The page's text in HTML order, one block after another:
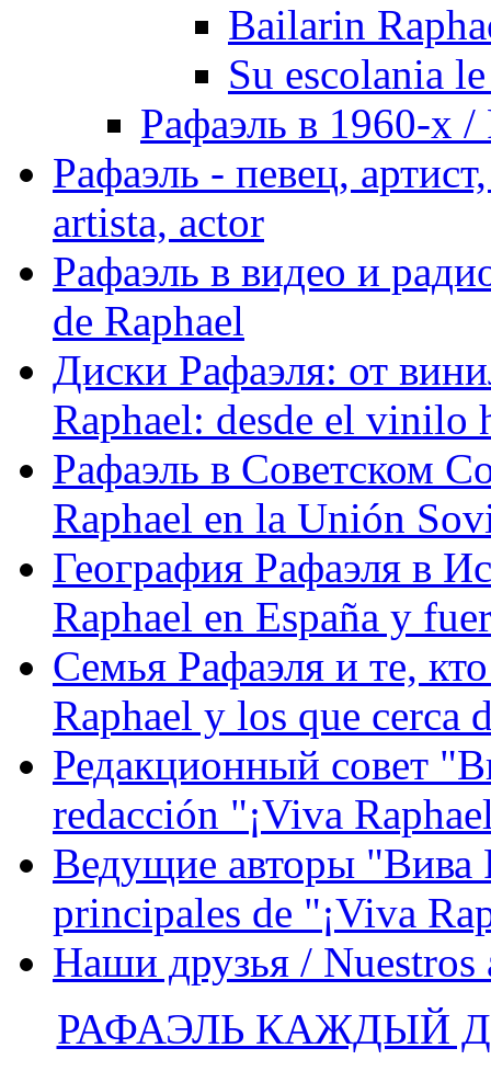
Bailarin
Su escolania
Рафаэль в 1960-х /
Рафаэль - певец,
artista, actor
Рафаэль в видео и
de Raphael
Диски Рафаэля: от
Raphael: desde el vinilo
Рафаэль в Советском
Raphael en la Unión
География Рафаэля в
Raphael en España y
Семья Рафаэля и те,
Raphael y los que cerca
Редакционный совет
redacción "¡Viva
Ведущие авторы "Вива
principales de "¡Viva
Наши друзья / Nuestros
РАФАЭЛЬ КАЖДЫЙ